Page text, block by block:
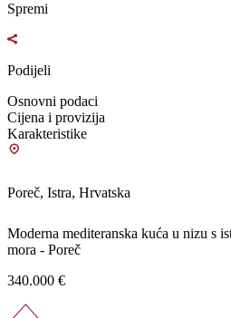
Spremi
Podijeli
Osnovni podaci
Cijena i provizija
Karakteristike
Poreč, Istra, Hrvatska
Moderna mediteranska kuća u nizu s
mora - Poreč
340.000 €